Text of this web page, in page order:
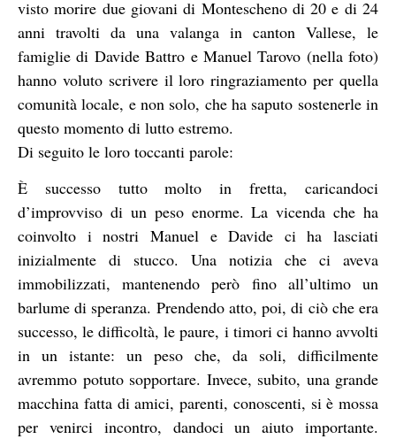
visto morire due giovani di Montescheno di 20 e di 24
anni travolti da una valanga in canton Vallese, le
famiglie di Davide Battro e Manuel Tarovo (nella foto)
hanno voluto scrivere il loro ringraziamento per quella
comunità locale, e non solo, che ha saputo sostenerle in
questo momento di lutto estremo.
Di seguito le loro toccanti parole:
È successo tutto molto in fretta, caricandoci
d’improvviso di un peso enorme. La vicenda che ha
coinvolto i nostri Manuel e Davide ci ha lasciati
inizialmente di stucco. Una notizia che ci aveva
immobilizzati, mantenendo però fino all’ultimo un
barlume di speranza. Prendendo atto, poi, di ciò che era
successo, le difficoltà, le paure, i timori ci hanno avvolti
in un istante: un peso che, da soli, difficilmente
avremmo potuto sopportare. Invece, subito, una grande
macchina fatta di amici, parenti, conoscenti, si è mossa
per venirci incontro, dandoci un aiuto importante.